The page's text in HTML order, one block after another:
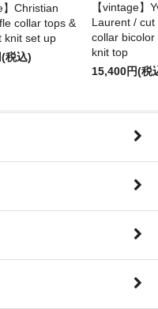
】Christian
collar tops &
knit set up
税込)
【vintage】
Laurent /
collar bicolor
knit top
15,400円(税